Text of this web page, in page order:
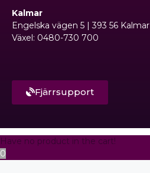
Kalmar
Engelska vägen 5 | 393 56 Kalmar
Växel: 0480-730 700
Fjärrsupport
Have no product in the cart!
0